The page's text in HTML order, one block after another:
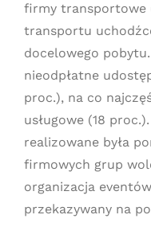
firmy transportowe
transportu
docelowego
nieodpłatne
proc.), na co
usługowe (18
realizowane była
firmowych grup
organizacja
przekazywany na